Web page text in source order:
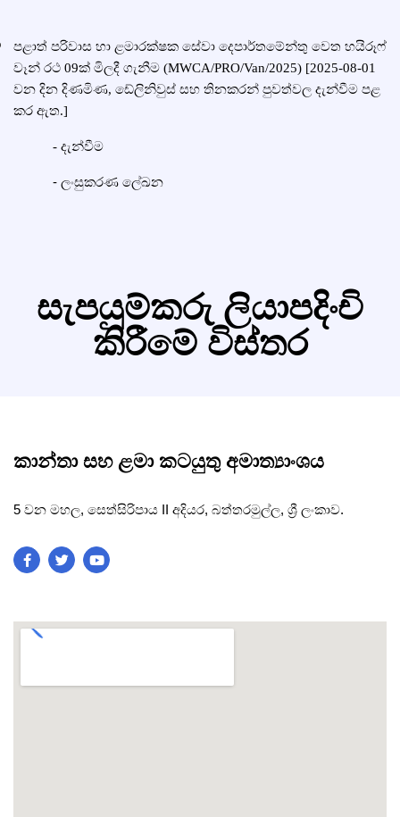
පළාත් පරිවාස හා ළමාරක්ෂක සේවා දෙපාර්තමේන්තු වෙත හයිරූෆ්
වෑන් රථ 09ක් මිලදී ගැනීම (MWCA/PRO/Van/2025) [2025-08-01
වන දින දිණමිණ, ඩේලිනිවුස් සහ තිනකරන් පුවත්වල දැන්වීම පළ
කර ඇත.]
- දැන්වීම
- ලංසුකරණ ලේඛන
සැපයුම්කරු ලියාපදිංචි
කිරීමේ විස්තර
කාන්තා සහ ළමා කටයුතු අමාත්‍යාංශය
5 වන මහල, සෙත්සිරිපාය II අදියර, බත්තරමුල්ල, ශ්‍රී ලංකාව.